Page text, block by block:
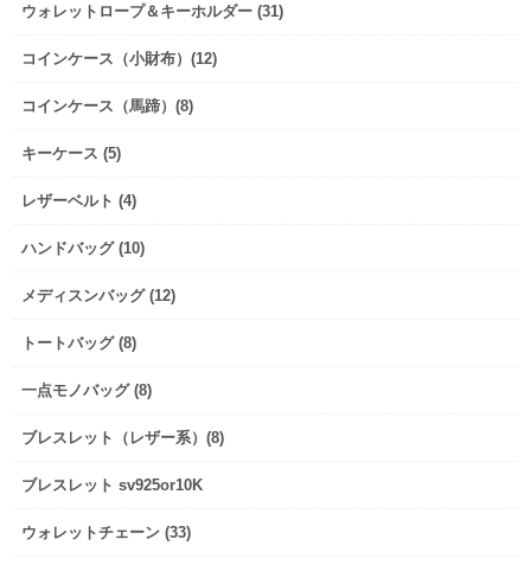
ウォレットロープ＆キーホルダー (31)
コインケース（小財布）(12)
コインケース（馬蹄）(8)
キーケース (5)
レザーベルト (4)
ハンドバッグ (10)
メディスンバッグ (12)
トートバッグ (8)
一点モノバッグ (8)
ブレスレット（レザー系）(8)
ブレスレット sv925or10K
ウォレットチェーン (33)